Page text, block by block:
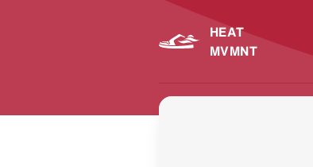
HEAT
MVMNT